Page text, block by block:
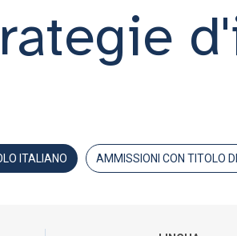
ITALIANO AMMISSIONI CON TITOLO